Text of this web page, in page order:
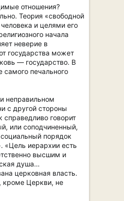
отношения?
Теория «свободной
и целями его
начала
неверие в
государства может
— государство. В
самого печального
неправильном
с другой стороны
справедливо говорит
или соподчиненный,
порядок
«Цель иерархии есть
высшим и
душа…
церковная власть.
кроме Церкви, не